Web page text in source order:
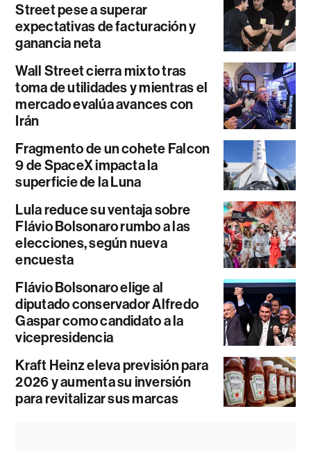
Street pese a superar
expectativas de facturación y
ganancia neta
Wall Street cierra mixto tras
toma de utilidades y mientras el
mercado evalúa avances con
Irán
Fragmento de un cohete Falcon
9 de SpaceX impacta la
superficie de la Luna
Lula reduce su ventaja sobre
Flávio Bolsonaro rumbo a las
elecciones, según nueva
encuesta
Flávio Bolsonaro elige al
diputado conservador Alfredo
Gaspar como candidato a la
vicepresidencia
Kraft Heinz eleva previsión para
2026 y aumenta su inversión
para revitalizar sus marcas